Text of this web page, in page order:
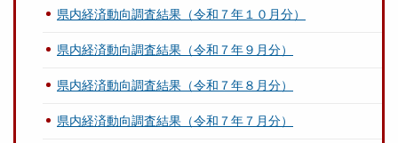
県内経済動向調査結果（令和７年１０月分）
県内経済動向調査結果（令和７年９月分）
県内経済動向調査結果（令和７年８月分）
県内経済動向調査結果（令和７年７月分）